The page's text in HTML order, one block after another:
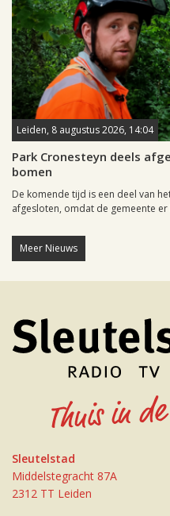
Leiden, 8 augustus 2026, 14:04
Park Cronesteyn deels
bomen
De komende tijd is een deel van
afgesloten, omdat de gemeente er
Meer Nieuws
Sleutelstad
Middelstegracht 87A
2312 TT Leiden